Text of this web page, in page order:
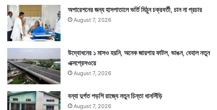
অপারেশনের জন্য হাসপাতালে ভর্তি মিঠুন চক্রবর্তী, চান না প্রচার
August 7, 2026
উদ্বোধনের ১ মাসও হয়নি, অনেক জায়গায় ফাটল, ভাঙন, বেহাল নতুন
এক্সপ্রেসওয়ে
August 7, 2026
বন্যা দুর্গত পড়শি রাজ্যে নতুন চিন্তা ধানসিঁড়ি
August 7, 2026